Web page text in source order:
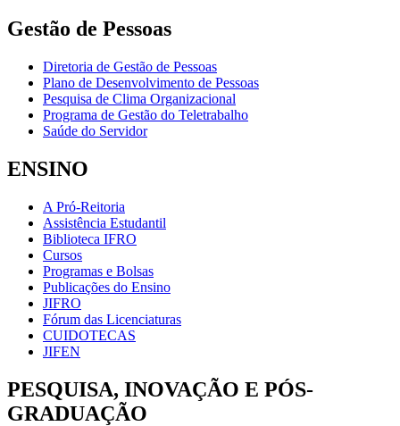
Gestão de Pessoas
Diretoria de Gestão de Pessoas
Plano de Desenvolvimento de Pessoas
Pesquisa de Clima Organizacional
Programa de Gestão do Teletrabalho
Saúde do Servidor
ENSINO
A Pró-Reitoria
Assistência Estudantil
Biblioteca IFRO
Cursos
Programas e Bolsas
Publicações do Ensino
JIFRO
Fórum das Licenciaturas
CUIDOTECAS
JIFEN
PESQUISA, INOVAÇÃO E PÓS-
GRADUAÇÃO